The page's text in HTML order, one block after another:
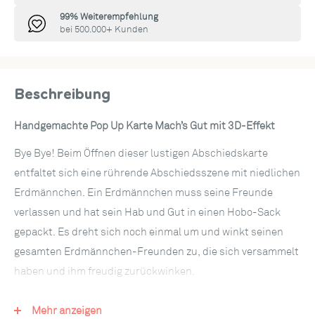
99% Weiterempfehlung
bei 500.000+ Kunden
Beschreibung
Handgemachte Pop Up Karte Mach’s Gut mit 3D-Effekt
Bye Bye! Beim Öffnen dieser lustigen Abschiedskarte
entfaltet sich eine rührende Abschiedsszene mit niedlichen
Erdmännchen. Ein Erdmännchen muss seine Freunde
verlassen und hat sein Hab und Gut in einen Hobo-Sack
gepackt. Es dreht sich noch einmal um und winkt seinen
gesamten Erdmännchen-Freunden zu, die sich versammelt
haben und ihm freudig zurückwinken.
Mehr anzeigen